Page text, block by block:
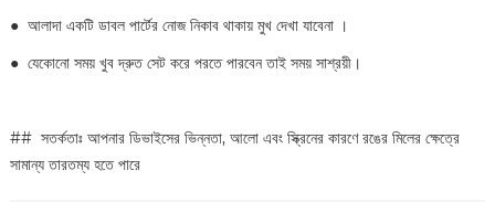
●আলাদা একটি ডাবল পার্টের নোজ নিকাব থাকায় মুখ দেখা যাবেনা ।
●যেকোনো সময় খুব দ্রুত সেট করে পরতে পারবেন তাই সময় সাশ্রয়ী।
## সতর্কতাঃ আপনার ডিভাইসের ভিন্নতা, আলো এবং স্ক্রিনের কারণে রঙের মিলের ক্ষেত্রে
সামান্য তারতম্য হতে পারে